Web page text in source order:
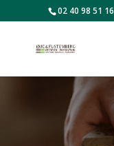
02 40 98 51 16